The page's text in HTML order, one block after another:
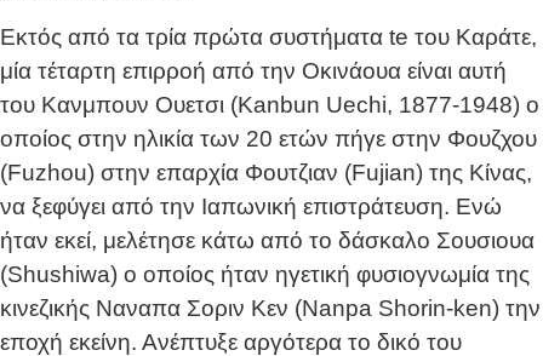
Εκτός από τα τρία πρώτα συστήματα te του Καράτε,
μία τέταρτη επιρροή από την Οκινάουα είναι αυτή
του Κανμπουν Ουετσι (Kanbun Uechi, 1877-1948) ο
οποίος στην ηλικία των 20 ετών πήγε στην Φουζχου
(Fuzhou) στην επαρχία Φουτζιαν (Fujian) της Κίνας,
να ξεφύγει από την Ιαπωνική επιστράτευση. Ενώ
ήταν εκεί, μελέτησε κάτω από το δάσκαλο Σουσιουα
(Shushiwa) ο οποίος ήταν ηγετική φυσιογνωμία της
κινεζικής Ναναπα Σοριν Κεν (Nanpa Shorin-ken) την
εποχή εκείνη. Ανέπτυξε αργότερα το δικό του